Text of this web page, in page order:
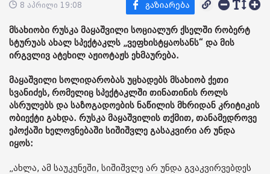
8 აპრილი 19:08
მსახიობი რუსკა მაყაშვილი სოციალურ ქსელში რობერტ
სტურუას ახალ სპექტაკლს „ვეფხისტყაოსანს“ და მის
ირგვლივ ატეხილ აჟიოტაჟს ეხმაურება.
მაყაშვილი სოლიდარობას უცხადებს მსახიობ ქეთი
სვანიძეს, რომელიც სპექტაკლში თინათინის როლს
ასრულებს და საზოგადოების ნაწილის მხრიდან კრიტიკის
ობიექტი გახდა. რუსკა მაყაშვილის თქმით, თანამედროვე
ეპოქაში ხელოვნებაში სიშიშვლე გასაკვირი არ უნდა
იყოს:
„ახლა, ამ საუკუნეში, სიშიშვლე არ უნდა გვაკვირვებდეს